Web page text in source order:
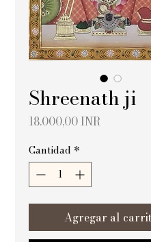
Shreenath ji
18.000,00 INR
Cantidad *
Agregar al